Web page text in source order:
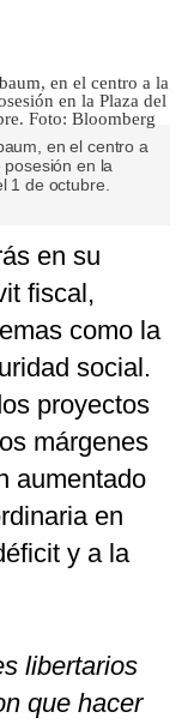
en el centro a
en la
1 de octubre.
en su
fiscal,
como la
social.
proyectos
márgenes
aumentado
en
y a la
libertarios
que hacer